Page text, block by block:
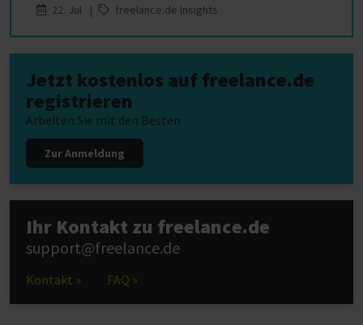
22. Jul |
freelance.de Insights
Jetzt kostenlos auf freelance.de
registrieren
Arbeiten Sie mit den Besten
Zur Anmeldung
Ihr Kontakt zu freelance.de
support@freelance.de
Kontakt » FAQ »